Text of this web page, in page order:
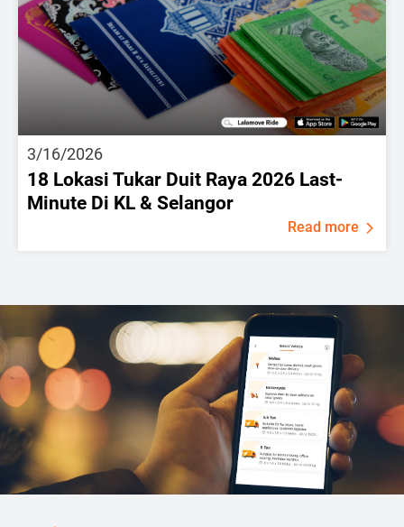
3/16/2026
18 Lokasi Tukar Duit Raya 2026 Last-
Minute Di KL & Selangor
Read more